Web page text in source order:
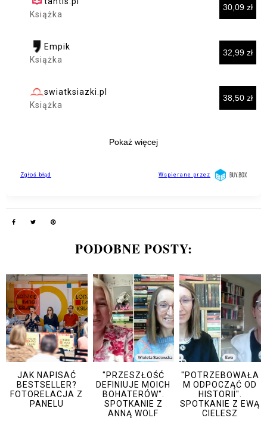
PODOBNE POSTY:
JAK NAPISAĆ
BESTSELLER?
FOTORELACJA Z
PANELU
"PRZESZŁOŚĆ
DEFINIUJE MOICH
BOHATERÓW".
SPOTKANIE Z
ANNĄ WOLF
"POTRZEBOWAŁA
M ODPOCZĄĆ OD
HISTORII".
SPOTKANIE Z EWĄ
CIELESZ